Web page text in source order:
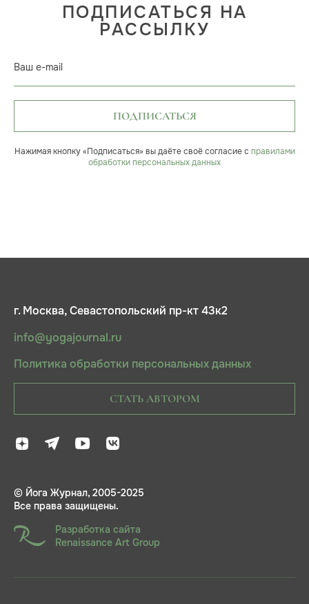
ПОДПИСАТЬСЯ НА
РАССЫЛКУ
Ваш e-mail
ПОДПИСАТЬСЯ
Нажимая кнопку «Подписаться» вы даёте своё согласие с правилами
обработки персональных данных
г. Москва, Севастопольский пр-кт 43к2
info@yogajournal.ru
Политика обработки персональных данных
СТАТЬ АВТОРОМ
© Йога Журнал, 2005-2025
Все права защищены.
Разработка сайта
Renaissance Art Group